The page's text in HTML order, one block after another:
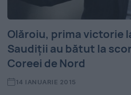
Olăroiu, prima victorie
Saudiții au bătut la
Coreei de Nord
14 IANUARIE 2015